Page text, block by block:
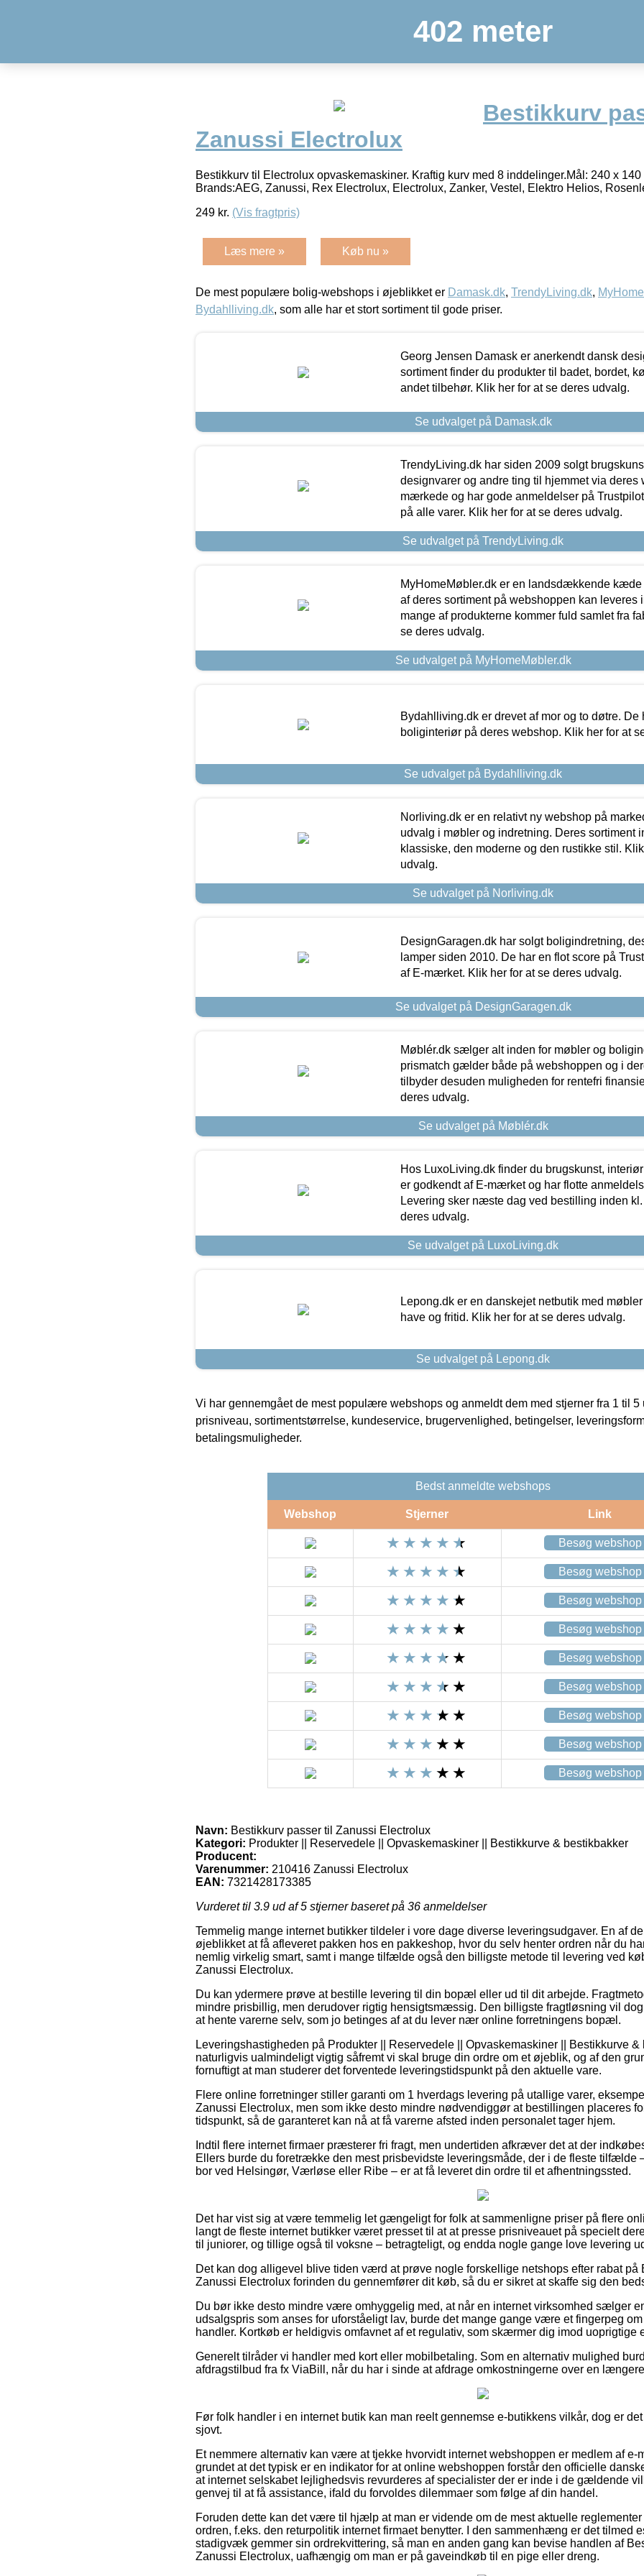
402 meter
Bestikkurv
Zanussi Electrolux
Bestikkurv til Electrolux opvaskemaskiner. Kraftig kurv med 8 inddelinger.Mål: 240 x
Brands:AEG, Zanussi, Rex Electrolux, Electrolux, Zanker, Vestel, Elektro Helios,
249 kr. (Vis fragtpris)
Læs mere » Køb nu »
De mest populære bolig-webshops i øjeblikket er Damask.dk, TrendyLiving.dk,
Bydahlliving.dk, som alle har et stort sortiment til gode priser.
Georg Jensen Damask er anerkendt dansk
sortiment finder du produkter til badet, bordet,
andet tilbehør. Klik her for at se deres udvalg.
Se udvalget på Damask.dk
TrendyLiving.dk har siden 2009 solgt
designvarer og andre ting til hjemmet via deres
mærkede og har gode anmeldelser på
på alle varer. Klik her for at se deres udvalg.
Se udvalget på TrendyLiving.dk
MyHomeMøbler.dk er en landsdækkende kæde
af deres sortiment på webshoppen kan leveres
mange af produkterne kommer fuld samlet fra
se deres udvalg.
Se udvalget på MyHomeMøbler.dk
Bydahlliving.dk er drevet af mor og to døtre. De
boliginteriør på deres webshop. Klik her for at
Se udvalget på Bydahlliving.dk
Norliving.dk er en relativt ny webshop på
udvalg i møbler og indretning. Deres sortiment
klassiske, den moderne og den rustikke stil.
udvalg.
Se udvalget på Norliving.dk
DesignGaragen.dk har solgt boligindretning,
lamper siden 2010. De har en flot score på
af E-mærket. Klik her for at se deres udvalg.
Se udvalget på DesignGaragen.dk
Møblér.dk sælger alt inden for møbler og
prismatch gælder både på webshoppen og i
tilbyder desuden muligheden for rentefri
deres udvalg.
Se udvalget på Møblér.dk
Hos LuxoLiving.dk finder du brugskunst,
er godkendt af E-mærket og har flotte
Levering sker næste dag ved bestilling inden
deres udvalg.
Se udvalget på LuxoLiving.dk
Lepong.dk er en danskejet netbutik med
have og fritid. Klik her for at se deres udvalg.
Se udvalget på Lepong.dk
Vi har gennemgået de mest populære webshops og anmeldt dem med stjerner fra 1 til 5
prisniveau, sortimentstørrelse, kundeservice, brugervenlighed, betingelser,
betalingsmuligheder.
Bedst anmeldte webshops
Webshop Stjerner Link
Besøg webshop
Besøg webshop
Besøg webshop
Besøg webshop
Besøg webshop
Besøg webshop
Besøg webshop
Besøg webshop
Besøg webshop
Navn: Bestikkurv passer til Zanussi Electrolux
Kategori: Produkter || Reservedele || Opvaskemaskiner || Bestikkurve & bestikbakker
Producent:
Varenummer: 210416 Zanussi Electrolux
EAN: 7321428173385
Vurderet til 3.9 ud af 5 stjerner baseret på 36 anmeldelser
Temmelig mange internet butikker tildeler i vore dage diverse leveringsudgaver. En af
øjeblikket at få afleveret pakken hos en pakkeshop, hvor du selv henter ordren når du
nemlig virkelig smart, samt i mange tilfælde også den billigste metode til levering ved
Zanussi Electrolux.
Du kan ydermere prøve at bestille levering til din bopæl eller ud til dit arbejde.
mindre prisbillig, men derudover rigtig hensigtsmæssig. Den billigste fragtløsning vil
at hente varerne selv, som jo betinges af at du lever nær online forretningens bopæl.
Leveringshastigheden på Produkter || Reservedele || Opvaskemaskiner || Bestikkurve &
naturligvis ualmindeligt vigtig såfremt vi skal bruge din ordre om et øjeblik, og af den
fornuftigt at man studerer det forventede leveringstidspunkt på den aktuelle vare.
Flere online forretninger stiller garanti om 1 hverdags levering på utallige varer,
Zanussi Electrolux, men som ikke desto mindre nødvendiggør at bestillingen placeres
tidspunkt, så de garanteret kan nå at få varerne afsted inden personalet tager hjem.
Indtil flere internet firmaer præsterer fri fragt, men undertiden afkræver det at der
Ellers burde du foretrække den mest prisbevidste leveringsmåde, der i de fleste tilfælde
bor ved Helsingør, Værløse eller Ribe – er at få leveret din ordre til et afhentningssted.
Det har vist sig at være temmelig let gængeligt for folk at sammenligne priser på flere
langt de fleste internet butikker været presset til at at presse prisniveauet på specielt
til juniorer, og tillige også til voksne – betragteligt, og endda nogle gange love levering
Det kan dog alligevel blive tiden værd at prøve nogle forskellige netshops efter rabat på
Zanussi Electrolux forinden du gennemfører dit køb, så du er sikret at skaffe sig den
Du bør ikke desto mindre være omhyggelig med, at når en internet virksomhed sælger
udsalgspris som anses for uforståeligt lav, burde det mange gange være et fingerpeg
handler. Kortkøb er heldigvis omfavnet af et regulativ, som skærmer dig imod uoprigtige
Generelt tilråder vi handler med kort eller mobilbetaling. Som en alternativ mulighed
afdragstilbud fra fx ViaBill, når du har i sinde at afdrage omkostningerne over en
Før folk handler i en internet butik kan man reelt gennemse e-butikkens vilkår, dog er
sjovt.
Et nemmere alternativ kan være at tjekke hvorvidt internet webshoppen er medlem af e-
grundet at det typisk er en indikator for at online webshoppen forstår den officielle
at internet selskabet lejlighedsvis revurderes af specialister der er inde i de gældende
genvej til at få assistance, ifald du forvoldes dilemmaer som følge af din handel.
Foruden dette kan det være til hjælp at man er vidende om de mest aktuelle
ordren, f.eks. den returpolitik internet firmaet benytter. I den sammenhæng er det tilmed
stadigvæk gemmer sin ordrekvittering, så man en anden gang kan bevise handlen af
Zanussi Electrolux, uafhængig om man er på gaveindkøb til en pige eller dreng.